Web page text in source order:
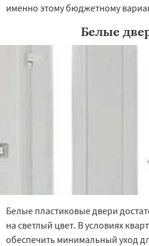
именно этому бюджетному
Белые
Белые пластиковые двери
на светлый цвет. В условиях
обеспечить минимальный уход